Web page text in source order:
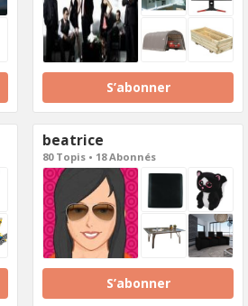
S’abonner
beatrice
80 Topis • 18 Abonnés
S’abonner